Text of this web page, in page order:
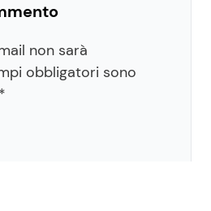
non sarà
obbligatori sono
*